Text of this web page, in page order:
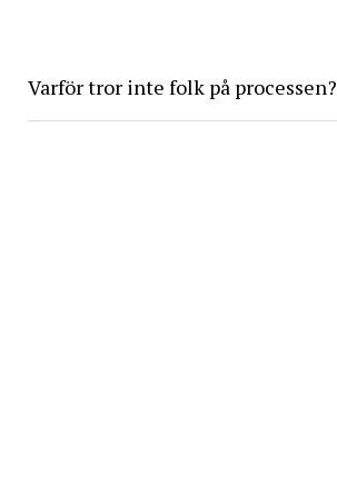
Varför tror inte folk på processen?